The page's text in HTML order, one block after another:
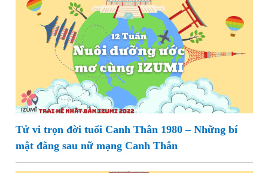
Tử vi trọn đời tuổi Canh Thân 1980 – Những bí
mật đằng sau nữ mạng Canh Thân